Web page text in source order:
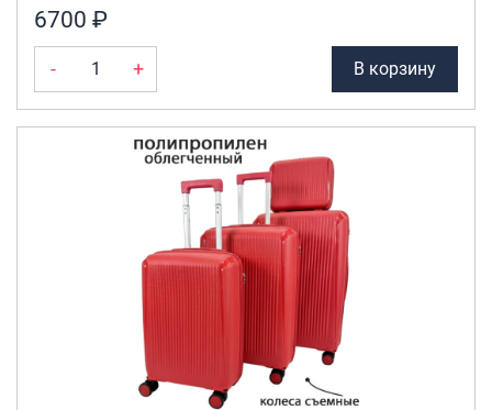
6700 ₽
- + В корзину